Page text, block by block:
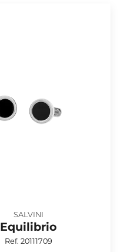
SALVINI
Equilibrio
Ref. 20111709